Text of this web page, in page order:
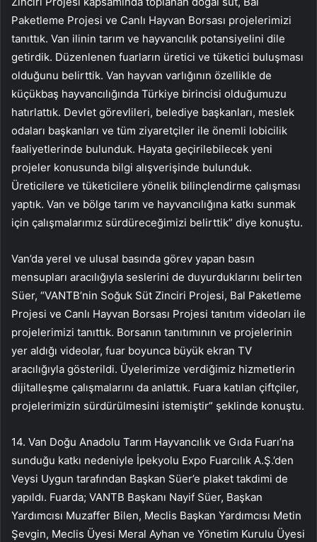
Paketleme Projesi ve Canlı Hayvan Borsası projelerimizi
tanıttık. Van ilinin tarım ve hayvancılık potansiyelini dile
getirdik. Düzenlenen fuarların üretici ve tüketici buluşması
olduğunu belirttik. Van hayvan varlığının özellikle de
küçükbaş hayvancılığında Türkiye birincisi olduğumuzu
hatırlattık. Devlet görevlileri, belediye başkanları, meslek
odaları başkanları ve tüm ziyaretçiler ile önemli lobicilik
faaliyetlerinde bulunduk. Hayata geçirilebilecek yeni
projeler konusunda bilgi alışverişinde bulunduk.
Üreticilere ve tüketicilere yönelik bilinçlendirme çalışması
yaptık. Van ve bölge tarım ve hayvancılığına katkı sunmak
için çalışmalarımız sürdüreceğimizi belirttik” diye konuştu.
Van’da yerel ve ulusal basında görev yapan basın
mensupları aracılığıyla seslerini de duyurduklarını belirten
Süer, “VANTB’nin Soğuk Süt Zinciri Projesi, Bal Paketleme
Projesi ve Canlı Hayvan Borsası Projesi tanıtım videoları ile
projelerimizi tanıttık. Borsanın tanıtımının ve projelerinin
yer aldığı videolar, fuar boyunca büyük ekran TV
aracılığıyla gösterildi. Üyelerimize verdiğimiz hizmetlerin
dijitalleşme çalışmalarını da anlattık. Fuara katılan çiftçiler,
projelerimizin sürdürülmesini istemiştir” şeklinde konuştu.
14. Van Doğu Anadolu Tarım Hayvancılık ve Gıda Fuarı’na
sunduğu katkı nedeniyle İpekyolu Expo Fuarcılık A.Ş.’den
Veysi Uygun tarafından Başkan Süer’e plaket takdimi de
yapıldı. Fuarda; VANTB Başkanı Nayif Süer, Başkan
Yardımcısı Muzaffer Bilen, Meclis Başkan Yardımcısı Metin
Şevgin, Meclis Üyesi Meral Ayhan ve Yönetim Kurulu Üyesi